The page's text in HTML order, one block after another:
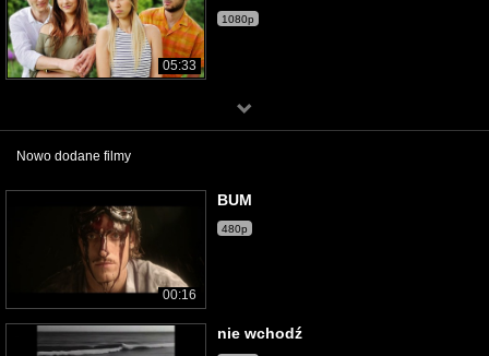
05:33
1080p
Nowo dodane filmy
00:16
BUM
480p
nie wchodź